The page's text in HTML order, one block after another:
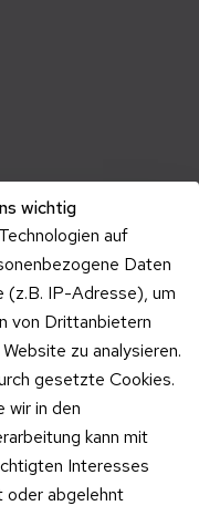
wichtig
auf
Daten
(z.B. IP-Adresse), um
von Drittanbietern
zu analysieren.
gesetzte Cookies.
wir in den
kann mit
Interesses
oder abgelehnt